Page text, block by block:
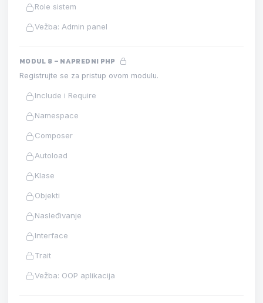
Role sistem
Vežba: Admin panel
MODUL 8 – NAPREDNI PHP
Registrujte se za pristup ovom modulu.
Include i Require
Namespace
Composer
Autoload
Klase
Objekti
Nasleđivanje
Interface
Trait
Vežba: OOP aplikacija